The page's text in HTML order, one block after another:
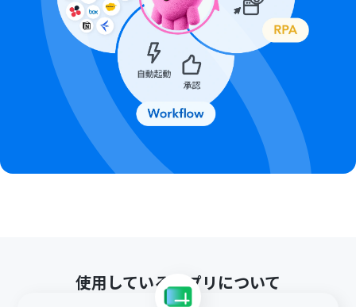
使用しているアプリについて